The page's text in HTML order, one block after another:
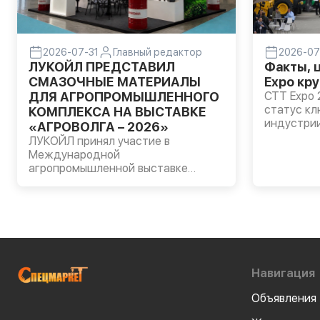
2026-07-31 Главный редактор
ЛУКОЙЛ ПРЕДСТАВИЛ
СМАЗОЧНЫЕ МАТЕРИАЛЫ
ДЛЯ АГРОПРОМЫШЛЕННОГО
КОМПЛЕКСА НА ВЫСТАВКЕ
«АГРОВОЛГА – 2026»
ЛУКОЙЛ принял участие в
Международной
агропромышленной выставке
AVANTGARDE, трансмиссионные
пластичные смазки ЛУКОЙЛ для
сельскохозяйственной техники и
2026-
Факты,
Expo
CTT Expo
статус
Навигация
Объявления